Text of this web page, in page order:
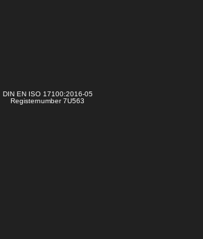
DIN EN ISO 17100:2016-05
Registernumber 7U563